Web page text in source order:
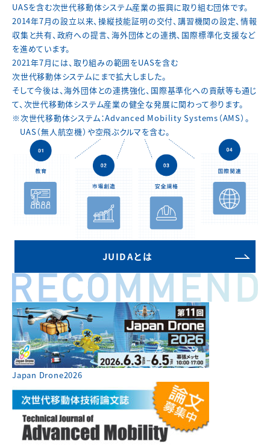
UASを含む次世代移動体システム産業の振興に取り組む団体です。
2014年7月の設立以来、操縦技能証明の交付、講習機関の設定、情報
収集と共有、政府への提言、海外団体との連携、 国際標準化支援など
を進めています。
2021年7月には、取り組みの範囲をUASを含む
次世代移動体システムにまで拡大しました。
そして今後は、海外団体との連携強化、国際基準化への貢献等も通じ
て、 次世代移動体システム産業の健全な発展に関わって参ります。
※次世代移動体システム：Advanced Mobility Systems（AMS）。
UAS（無人航空機）や空飛ぶクルマを含む。
JUIDAとは
Japan Drone2026